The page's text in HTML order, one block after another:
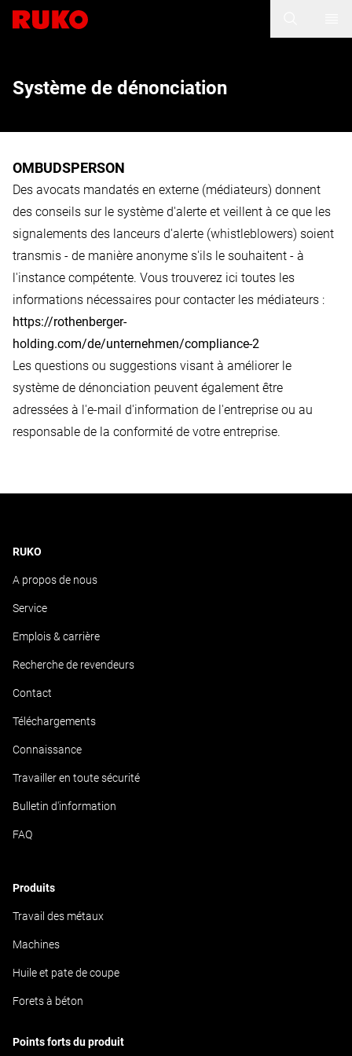
Système de dénonciation
OMBUDSPERSON
Des avocats mandatés en externe (médiateurs) donnent
des conseils sur le système d'alerte et veillent à ce que les
signalements des lanceurs d'alerte (whistleblowers) soient
transmis - de manière anonyme s'ils le souhaitent - à
l'instance compétente. Vous trouverez ici toutes les
informations nécessaires pour contacter les médiateurs :
https://rothenberger-
holding.com/de/unternehmen/compliance-2
Les questions ou suggestions visant à améliorer le
système de dénonciation peuvent également être
adressées à l'e-mail d'information de l'entreprise ou au
responsable de la conformité de votre entreprise.
RUKO
A propos de nous
Service
Emplois & carrière
Recherche de revendeurs
Contact
Téléchargements
Connaissance
Travailler en toute sécurité
Bulletin d'information
FAQ
Produits
Travail des métaux
Machines
Huile et pate de coupe
Forets à béton
Points forts du produit